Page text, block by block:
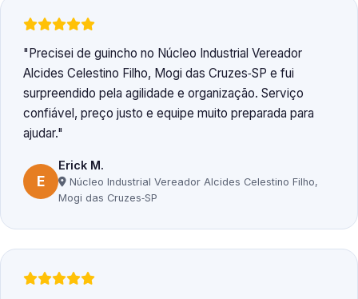
Precisei de guincho no Núcleo Industrial Vereador
Alcides Celestino Filho, Mogi das Cruzes‑SP e fui
surpreendido pela agilidade e organização. Serviço
confiável, preço justo e equipe muito preparada para
ajudar.
E
Erick M.
Núcleo Industrial Vereador Alcides Celestino Filho,
Mogi das Cruzes‑SP